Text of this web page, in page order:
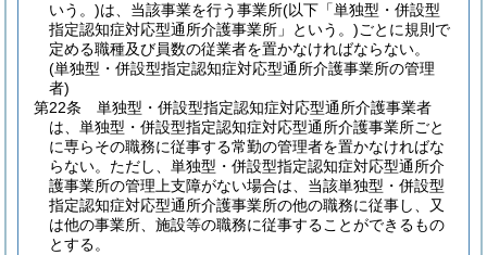
いう。)は、当該事業を行う事業所(以下「単独型・併設型
指定認知症対応型通所介護事業所」という。)ごとに規則で
定める職種及び員数の従業者を置かなければならない。
(単独型・併設型指定認知症対応型通所介護事業所の管理
者)
第22条
単独型・併設型指定認知症対応型通所介護事業者
は、単独型・併設型指定認知症対応型通所介護事業所ごと
に専らその職務に従事する常勤の管理者を置かなければな
らない。 ただし、単独型・併設型指定認知症対応型通所介
護事業所の管理上支障がない場合は、当該単独型・併設型
指定認知症対応型通所介護事業所の他の職務に従事し、又
は他の事業所、施設等の職務に従事することができるもの
とする。